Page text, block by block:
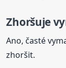
Zhoršuje
Ano, časté
zhoršit.